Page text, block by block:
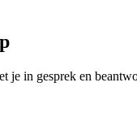
je in gesprek en